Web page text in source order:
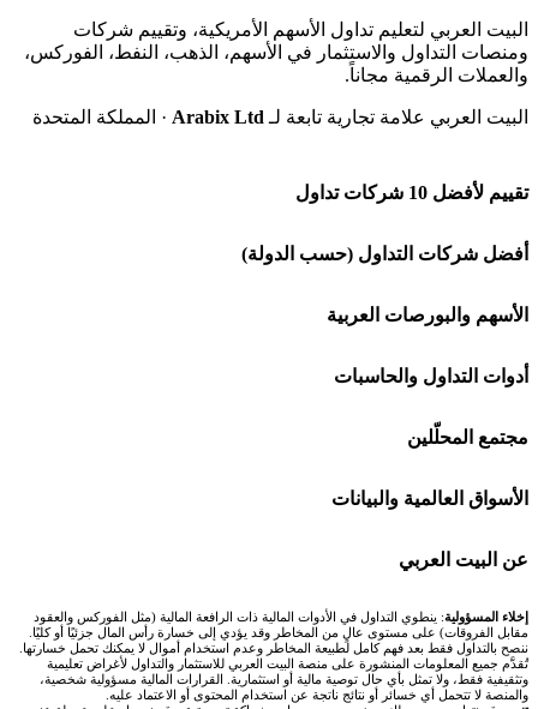
البيت العربي لتعليم تداول الأسهم الأمريكية، وتقييم شركات
ومنصات التداول والاستثمار في الأسهم، الذهب، النفط، الفوركس،
والعملات الرقمية مجاناً.
البيت العربي علامة تجارية تابعة لـ Arabix Ltd · المملكة المتحدة
تقييم لأفضل 10 شركات تداول
شركة Capital.com
افاتريد AvaTrade
اكسنس Exness
منصة بينانس
اكس تي بي XTB
أفضل شركات التداول (حسب الدولة)
شركات تداول في السعودية
شركات تداول في الإمارات
شركات تداول في الكويت
شركات تداول في قطر
شركات تداول في الأردن
الأسهم والبورصات العربية
🌍 كل البورصات العربية
🇸🇦 السوق السعودية
🇦🇪 أسواق الإمارات
🇪🇬 البورصة المصرية
🇶🇦 بورصة قطر
أدوات التداول والحاسبات
🕌 حاسبة الزكاة
💱 محول العملات
🧮 حاسبة حجم اللوت
📊 حاسبة قيمة النقطة
💰 حاسبة ربح الفوركس
مجتمع المحلّلين
🧱 حائط المجتمع
🏆 لوحة المحلّلين
✍️ اكتب تحليلك
الأسواق العالمية والبيانات
🌐 المؤشرات العالمية
🥇 سعر الذهب اليوم
🥇 أسعار الذهب والمعادن
عن البيت العربي
من نحن
تواصل معنا
إخلاء المسؤولية: ينطوي التداول في الأدوات المالية ذات الرافعة المالية (مثل الفوركس والعقود
مقابل الفروقات) على مستوى عالٍ من المخاطر وقد يؤدي إلى خسارة رأس المال جزئيًا أو كليًا.
ننصح بالتداول فقط بعد فهم كامل لطبيعة المخاطر وعدم استخدام أموال لا يمكنك تحمل خسارتها.
تُقدَّم جميع المعلومات المنشورة على منصة البيت العربي للاستثمار والتداول لأغراض تعليمية
وتثقيفية فقط، ولا تمثل بأي حال توصية مالية أو استثمارية. القرارات المالية مسؤولية شخصية،
والمنصة لا تتحمل أي خسائر أو نتائج ناتجة عن استخدام المحتوى أو الاعتماد عليه.